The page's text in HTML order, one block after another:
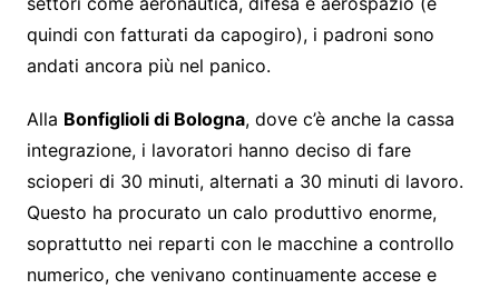
quindi con fatturati da capogiro), i padroni sono
andati ancora più nel panico.
Alla Bonfiglioli di Bologna, dove c’è anche la cassa
integrazione, i lavoratori hanno deciso di fare
scioperi di 30 minuti, alternati a 30 minuti di lavoro.
Questo ha procurato un calo produttivo enorme,
soprattutto nei reparti con le macchine a controllo
numerico, che venivano continuamente accese e